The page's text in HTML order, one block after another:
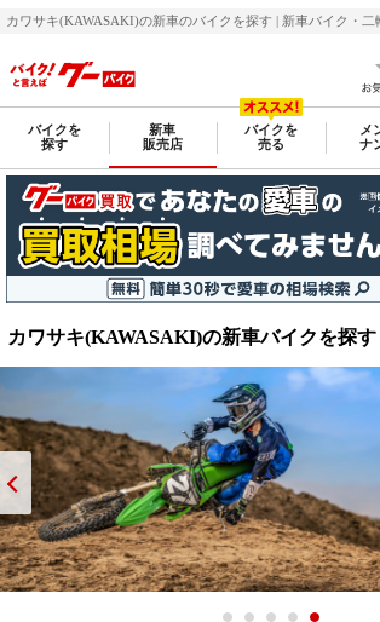
バイクを
探す
新車
販売店
バイクを
売る
メ
ナ
カワサキ(KAWASAKI)の新車バイクを探す